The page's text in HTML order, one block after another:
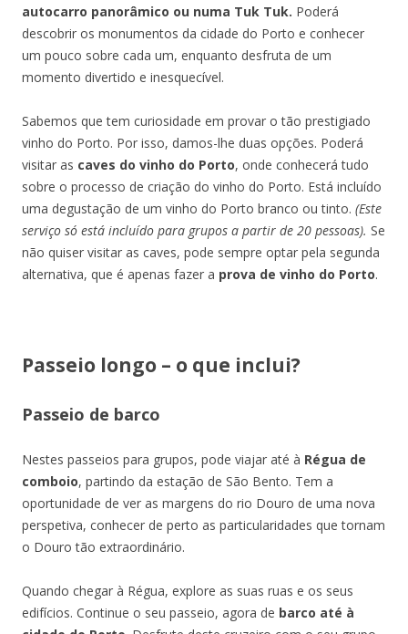
autocarro panorâmico ou numa Tuk Tuk. Poderá
descobrir os monumentos da cidade do Porto e conhecer
um pouco sobre cada um, enquanto desfruta de um
momento divertido e inesquecível.
Sabemos que tem curiosidade em provar o tão prestigiado
vinho do Porto. Por isso, damos-lhe duas opções. Poderá
visitar as caves do vinho do Porto, onde conhecerá tudo
sobre o processo de criação do vinho do Porto. Está incluído
uma degustação de um vinho do Porto branco ou tinto. (Este
serviço só está incluído para grupos a partir de 20 pessoas). Se
não quiser visitar as caves, pode sempre optar pela segunda
alternativa, que é apenas fazer a prova de vinho do Porto.
Passeio longo – o que inclui?
Passeio de barco
Nestes passeios para grupos, pode viajar até à Régua de
comboio, partindo da estação de São Bento. Tem a
oportunidade de ver as margens do rio Douro de uma nova
perspetiva, conhecer de perto as particularidades que tornam
o Douro tão extraordinário.
Quando chegar à Régua, explore as suas ruas e os seus
edifícios. Continue o seu passeio, agora de barco até à